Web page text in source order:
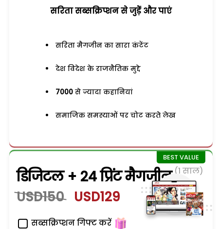
सरिता सब्सक्रिप्शन से जुड़ेें और पाएं
सरिता मैगजीन का सारा कंटेंट
देश विदेश के राजनैतिक मुद्दे
7000 से ज्यादा कहानियां
समाजिक समस्याओं पर चोट करते लेख
डिजिटल + 24 प्रिंट मैगजीन (1 साल)
USD150 USD129
सब्सक्रिप्शन गिफ्ट करें